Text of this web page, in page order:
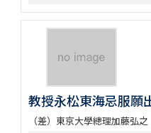
教授永松東海忌服願
（差）東京大學總理加藤弘